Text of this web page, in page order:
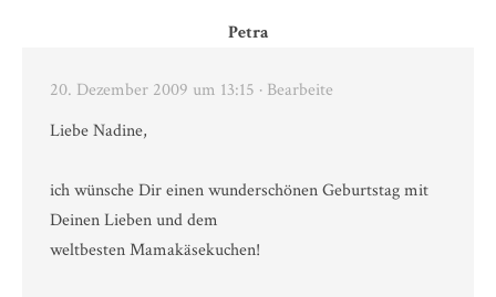
Petra
20. Dezember 2009 um 13:15 · Bearbeite
Liebe Nadine,
ich wünsche Dir einen wunderschönen Geburtstag mit
Deinen Lieben und dem
weltbesten Mamakäsekuchen!